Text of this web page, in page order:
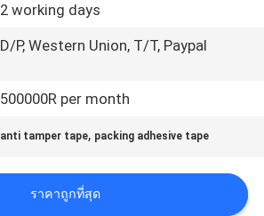
2 working days
D/P, Western Union, T/T, Paypal
500000R per month
anti tamper tape, packing adhesive tape
ราคาถูกที่สุด